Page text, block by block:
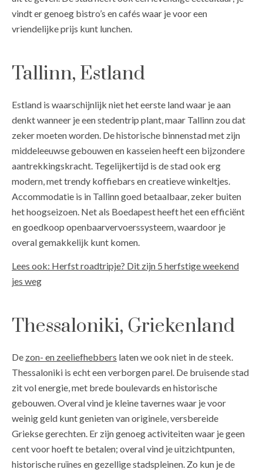
vindt er genoeg bistro’s en cafés waar je voor een
vriendelijke prijs kunt lunchen.
Tallinn, Estland
Estland is waarschijnlijk niet het eerste land waar je aan
denkt wanneer je een stedentrip plant, maar Tallinn zou dat
zeker moeten worden. De historische binnenstad met zijn
middeleeuwse gebouwen en kasseien heeft een bijzondere
aantrekkingskracht. Tegelijkertijd is de stad ook erg
modern, met trendy koffiebars en creatieve winkeltjes.
Accommodatie is in Tallinn goed betaalbaar, zeker buiten
het hoogseizoen. Net als Boedapest heeft het een efficiënt
en goedkoop openbaarvervoerssysteem, waardoor je
overal gemakkelijk kunt komen.
Lees ook: Herfst roadtripje? Dit zijn 5 herfstige weekend
jes weg
Thessaloniki, Griekenland
De zon- en zeeliefhebbers laten we ook niet in de steek.
Thessaloniki is echt een verborgen parel. De bruisende stad
zit vol energie, met brede boulevards en historische
gebouwen. Overal vind je kleine tavernes waar je voor
weinig geld kunt genieten van originele, versbereide
Griekse gerechten. Er zijn genoeg activiteiten waar je geen
cent voor hoeft te betalen; overal vind je uitzichtpunten,
historische ruïnes en gezellige stadspleinen. Zo kun je de